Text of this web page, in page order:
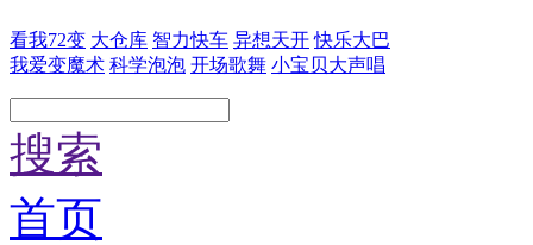
看我72变 大仓库 智力快车 异想天开 快乐大巴
我爱变魔术 科学泡泡 开场歌舞 小宝贝大声唱
搜索
首页